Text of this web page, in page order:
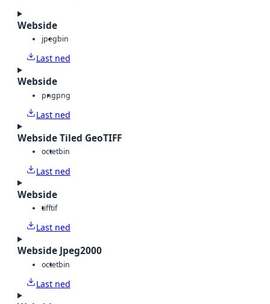
Webside
jpegbin
Last ned
Webside
pngpng
Last ned
Webside Tiled GeoTIFF
octetbin
Last ned
Webside
tifftif
Last ned
Webside Jpeg2000
octetbin
Last ned